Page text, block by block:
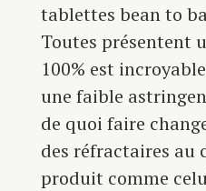
tablettes bean to
Toutes présentent
100% est
une faible
de quoi faire
des réfractaires au
produit comme